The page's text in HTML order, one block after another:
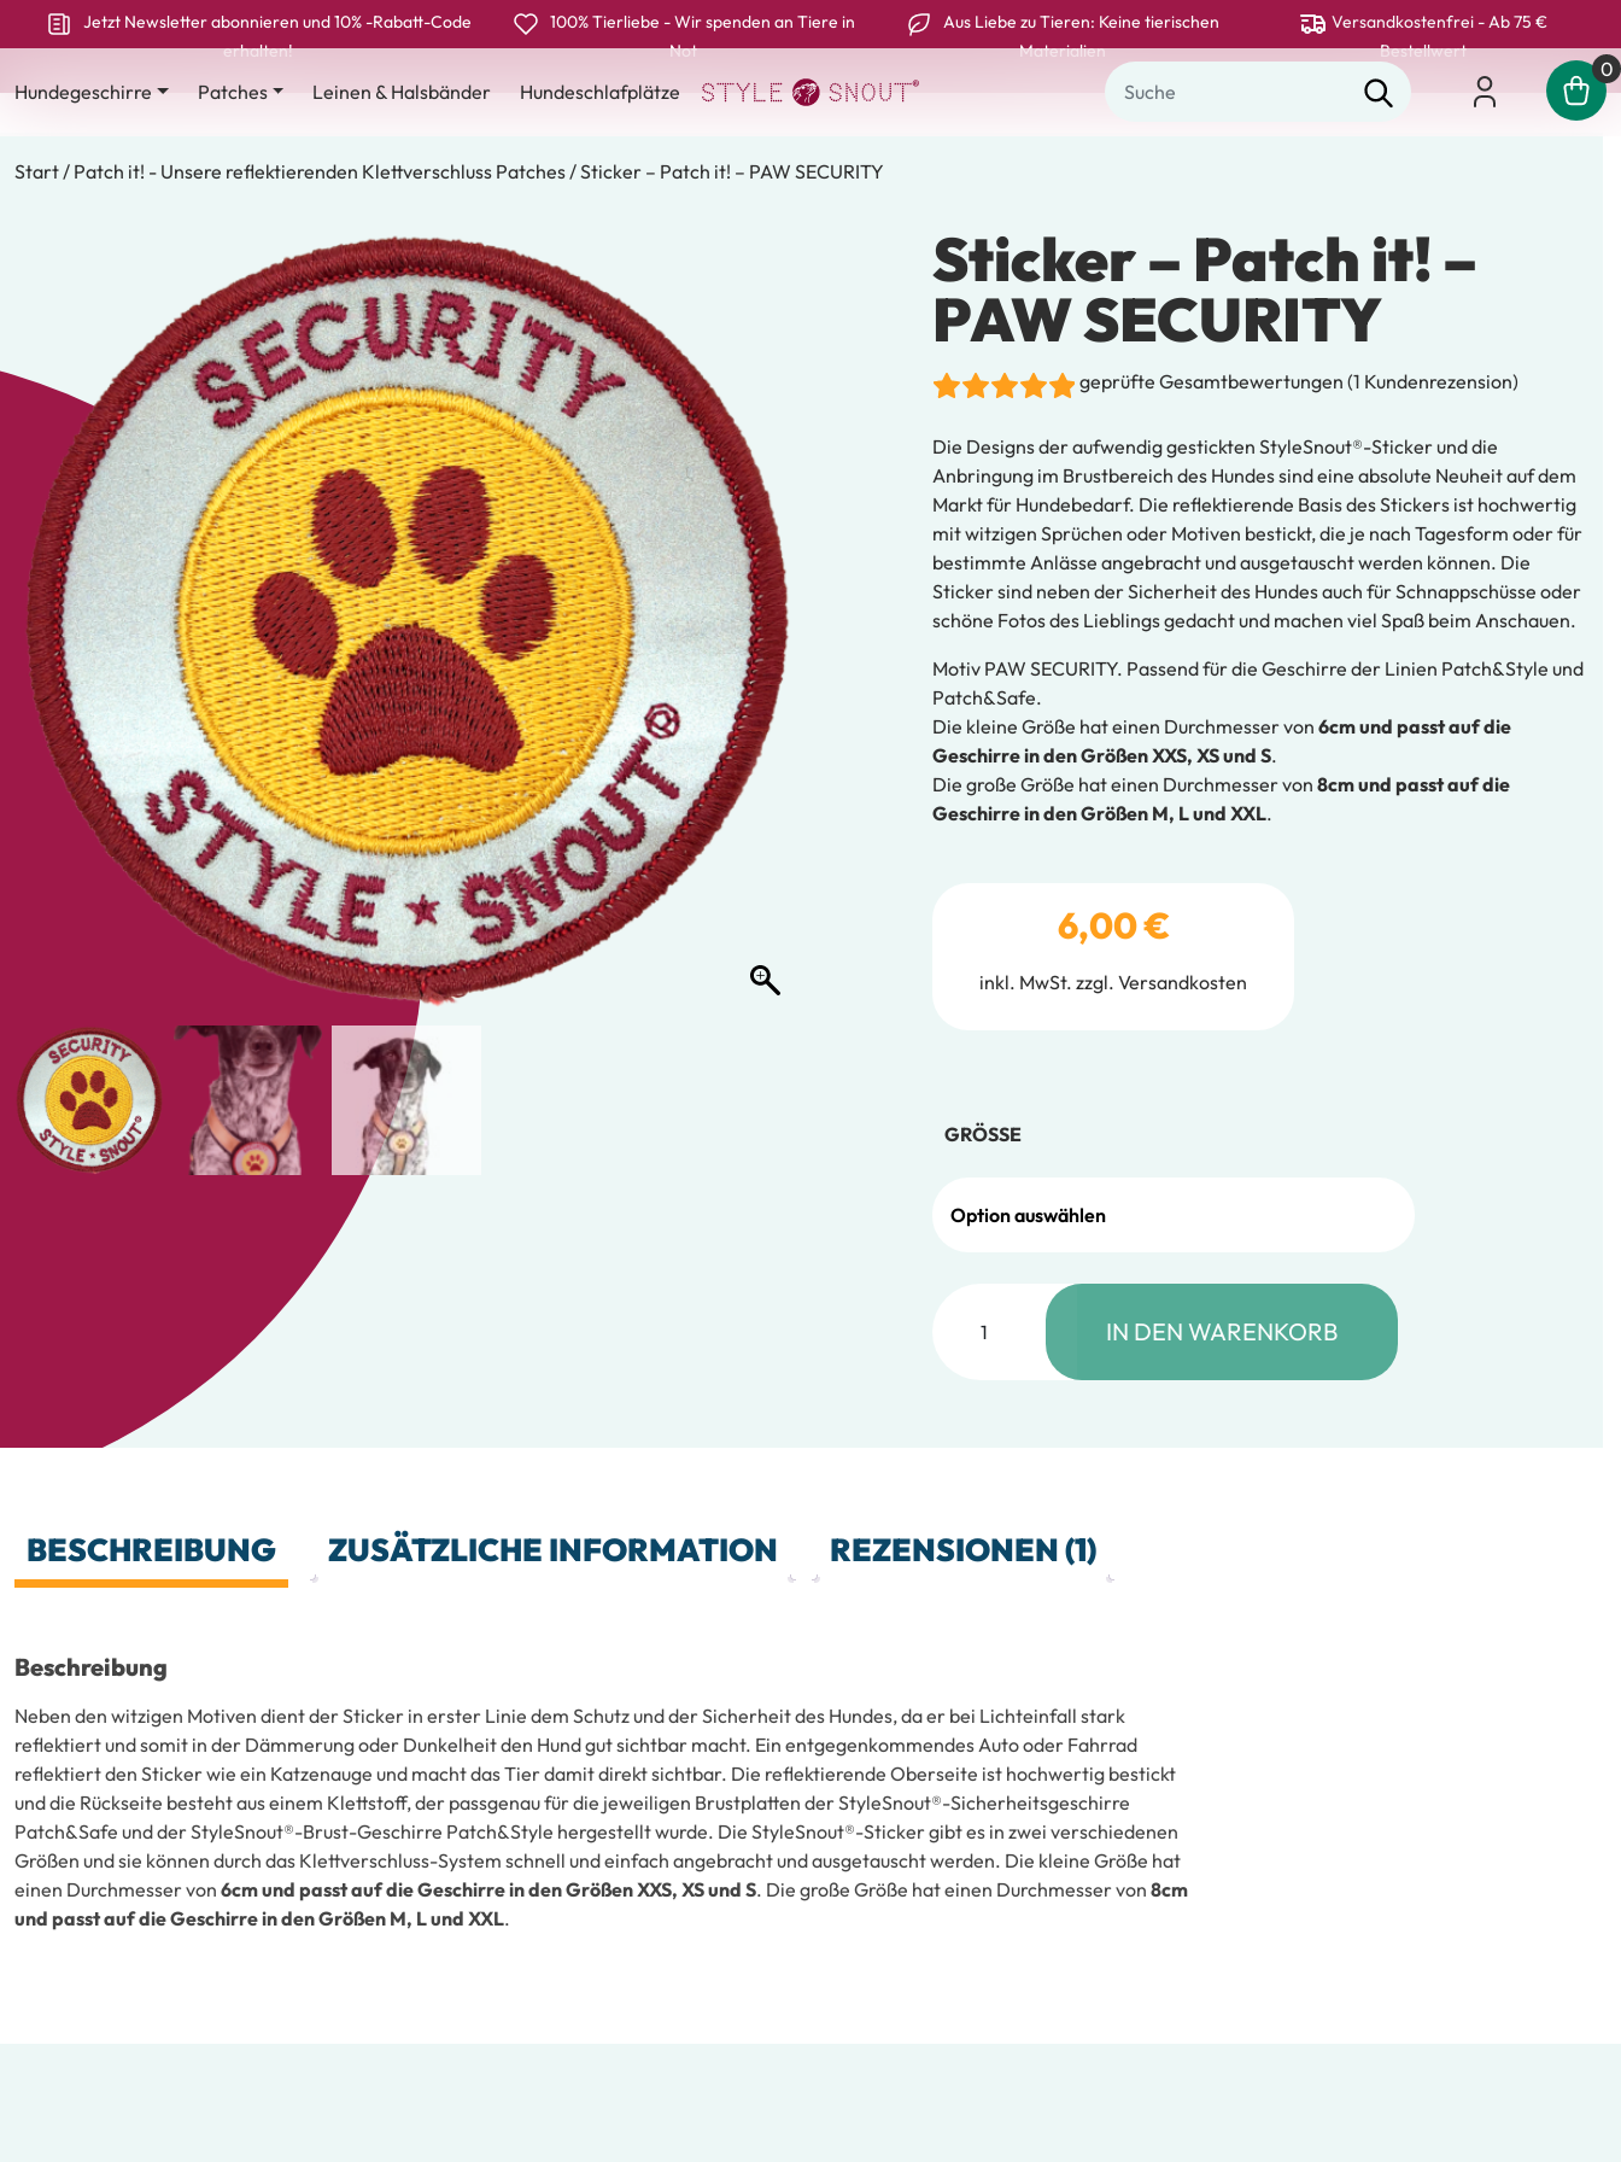
Jetzt Newsletter abonnieren und 10% -Rabatt-Code
erhalten!
100% Tierliebe - Wir spenden an Tiere in
Not
Aus Liebe zu Tieren: Keine tierischen
Materialien
Versandkostenfrei - Ab 75 €
Bestellwert
Hundegeschirre Patches Leinen & Halsbänder Hundeschlafplätze
0
Start/ Patch it! - Unsere reflektierenden Klettverschluss Patches/ Sticker – Patch it! – PAW SECURITY
Sticker – Patch it! –
PAW SECURITY
basierend auf
Kundenbewertung
geprüfte Gesamtbewertungen (1 Kundenrezension)
Die Designs der aufwendig gestickten StyleSnout®-Sticker und die
Anbringung im Brustbereich des Hundes sind eine absolute Neuheit auf dem
Markt für Hundebedarf. Die reflektierende Basis des Stickers ist hochwertig
mit witzigen Sprüchen oder Motiven bestickt, die je nach Tagesform oder für
bestimmte Anlässe angebracht und ausgetauscht werden können. Die
Sticker sind neben der Sicherheit des Hundes auch für Schnappschüsse oder
schöne Fotos des Lieblings gedacht und machen viel Spaß beim Anschauen.
Motiv PAW SECURITY. Passend für die Geschirre der Linien Patch&Style und
Patch&Safe.
Die kleine Größe hat einen Durchmesser von6cm und passt auf die
Geschirre in den Größen XXS, XS und S.
Die große Größe hat einen Durchmesser von8cm und passt auf die
Geschirre in den Größen M, L und XXL.
6,00€
inkl. MwSt. zzgl.Versandkosten
GRÖSSE
Sticker – Patch it! – PAW SECURITY Menge
IN DEN WARENKORB
BESCHREIBUNG ZUSÄTZLICHE INFORMATION REZENSIONEN (1)
Beschreibung
Neben den witzigen Motiven dient der Sticker in erster Linie dem Schutz und der Sicherheit des Hundes, da er bei Lichteinfall stark
reflektiert und somit in der Dämmerung oder Dunkelheit den Hund gut sichtbar macht. Ein entgegenkommendes Auto oder Fahrrad
reflektiert den Sticker wie ein Katzenauge und macht das Tier damit direkt sichtbar. Die reflektierende Oberseite ist hochwertig bestickt
und die Rückseite besteht aus einem Klettstoff, der passgenau für die jeweiligen Brustplatten der StyleSnout®-Sicherheitsgeschirre
Patch&Safe und der StyleSnout®-Brust-Geschirre Patch&Style hergestellt wurde. Die StyleSnout®-Sticker gibt es in zwei verschiedenen
Größen und sie können durch das Klettverschluss-System schnell und einfach angebracht und ausgetauscht werden. Die kleine Größe hat
einen Durchmesser von 6cm und passt auf die Geschirre in den Größen XXS, XS und S. Die große Größe hat einen Durchmesser von 8cm
und passt auf die Geschirre in den Größen M, L und XXL.